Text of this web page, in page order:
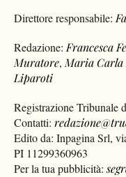
Direttore responsabile:
Redazione: Francesca
Muratore, Maria Carla
Liparoti
Registrazione Tribunale
Contatti:
Edito da: Inpagina Srl,
PI 11299360963
Per la tua pubblicità: